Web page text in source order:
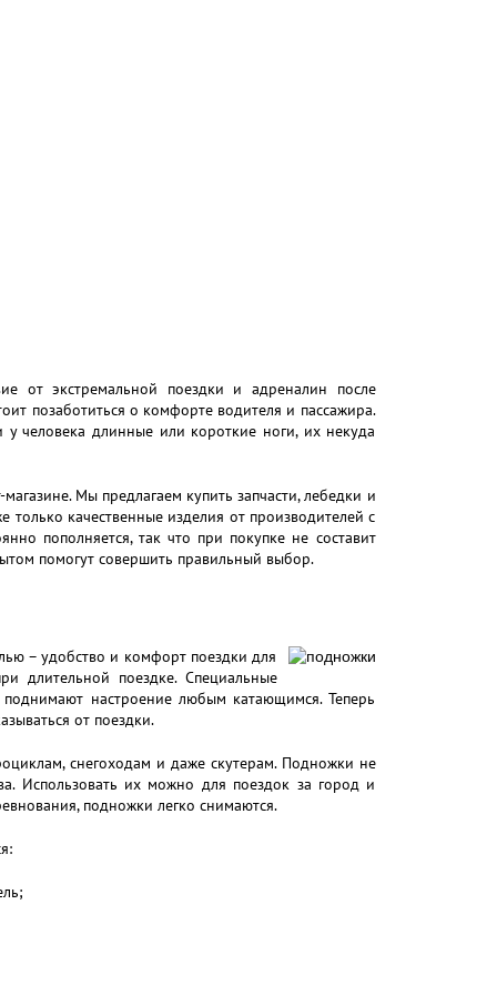
от экстремальной поездки и адреналин после
позаботиться о комфорте водителя и пассажира.
человека длинные или короткие ноги, их некуда
Мы предлагаем купить запчасти, лебедки и
качественные изделия от производителей с
пополняется, так что при покупке не составит
помогут совершить правильный выбор.
– удобство и комфорт поездки для
длительной поездке. Специальные
поднимают настроение любым катающимся. Теперь
от поездки.
снегоходам и даже скутерам. Подножки не
Использовать их можно для поездок за город и
подножки легко снимаются.